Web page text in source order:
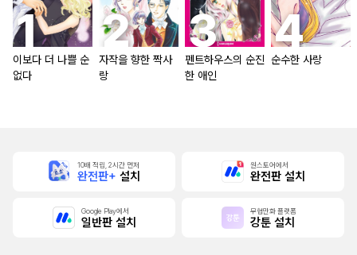
이보다 더 나쁠 순
없다
자작을 향한 짝사
랑
펜트하우스의 순진
한 애인
순수한 사랑
10배 적립, 2시간 먼저
완전판+ 설치
원스토어에서
완전판 설치
Google Play에서
일반판 설치
무협만화 플랫폼
강툰 설치